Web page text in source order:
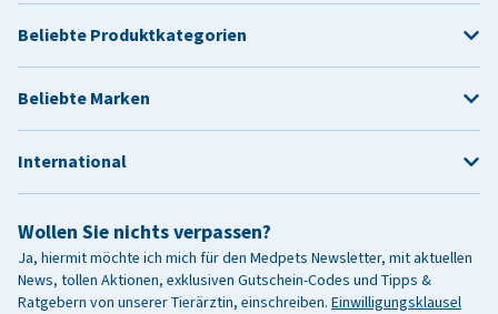
Wollen Sie nichts verpassen?
Ja, hiermit möchte ich mich für den Medpets Newsletter, mit aktuellen
News, tollen Aktionen, exklusiven Gutschein-Codes und Tipps &
Ratgebern von unserer Tierärztin, einschreiben. Einwilligungsklausel
Beliebte Produktkategorien
Beliebte Marken
International